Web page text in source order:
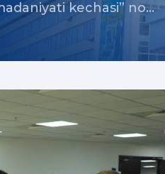
kechasi” no…